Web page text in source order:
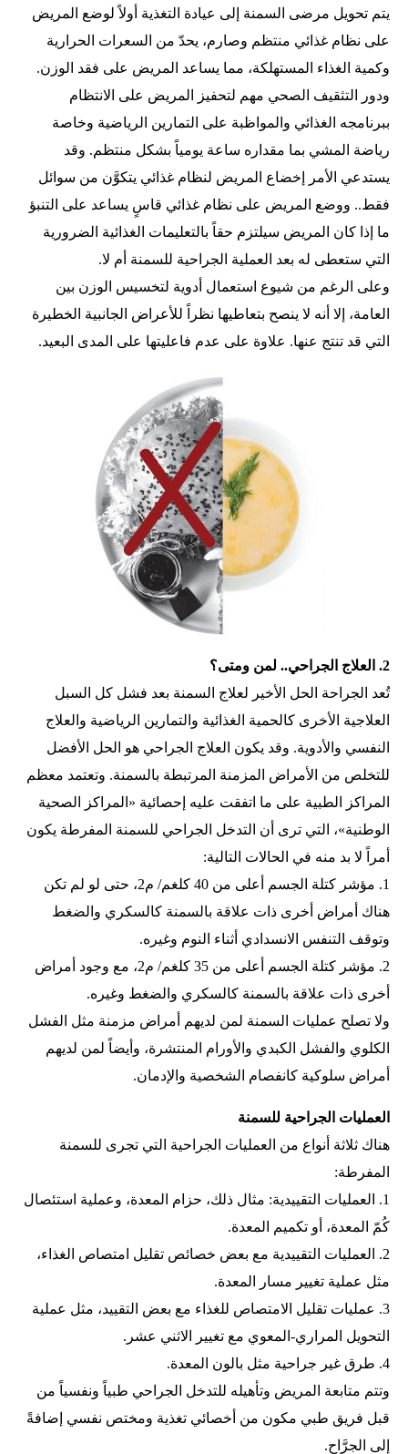
يتم تحويل مرضى السمنة إلى عيادة التغذية أولاً لوضع المريض
على نظام غذائي منتظم وصارم، يحدّ من السعرات الحرارية
وكمية الغذاء المستهلكة، مما يساعد المريض على فقد الوزن.
ودور التثقيف الصحي مهم لتحفيز المريض على الانتظام
ببرنامجه الغذائي والمواظبة على التمارين الرياضية وخاصة
رياضة المشي بما مقداره ساعة يومياً بشكل منتظم. وقد
يستدعي الأمر إخضاع المريض لنظام غذائي يتكوَّن من سوائل
فقط.. ووضع المريض على نظام غذائي قاسٍ يساعد على التنبؤ
ما إذا كان المريض سيلتزم حقاً بالتعليمات الغذائية الضرورية
التي ستعطى له بعد العملية الجراحية للسمنة أم لا.
وعلى الرغم من شيوع استعمال أدوية لتخسيس الوزن بين
العامة، إلا أنه لا ينصح بتعاطيها نظراً للأعراض الجانبية الخطيرة
التي قد تنتج عنها. علاوة على عدم فاعليتها على المدى البعيد.
2. العلاج الجراحي.. لمن ومتى؟
تُعد الجراحة الحل الأخير لعلاج السمنة بعد فشل كل السبل
العلاجية الأخرى كالحمية الغذائية والتمارين الرياضية والعلاج
النفسي والأدوية. وقد يكون العلاج الجراحي هو الحل الأفضل
للتخلص من الأمراض المزمنة المرتبطة بالسمنة. وتعتمد معظم
المراكز الطبية على ما اتفقت عليه إحصائية «المراكز الصحية
الوطنية»، التي ترى أن التدخل الجراحي للسمنة المفرطة يكون
أمراً لا بد منه في الحالات التالية:
1. مؤشر كتلة الجسم أعلى من 40 كلغم/ م2، حتى لو لم تكن
هناك أمراض أخرى ذات علاقة بالسمنة كالسكري والضغط
وتوقف التنفس الانسدادي أثناء النوم وغيره.
2. مؤشر كتلة الجسم أعلى من 35 كلغم/ م2، مع وجود أمراض
أخرى ذات علاقة بالسمنة كالسكري والضغط وغيره.
ولا تصلح عمليات السمنة لمن لديهم أمراض مزمنة مثل الفشل
الكلوي والفشل الكبدي والأورام المنتشرة، وأيضاً لمن لديهم
أمراض سلوكية كانفصام الشخصية والإدمان.
العمليات الجراحية للسمنة
هناك ثلاثة أنواع من العمليات الجراحية التي تجرى للسمنة
المفرطة:
1. العمليات التقييدية: مثال ذلك، حزام المعدة، وعملية استئصال
كُمّ المعدة، أو تكميم المعدة.
2. العمليات التقييدية مع بعض خصائص تقليل امتصاص الغذاء،
مثل عملية تغيير مسار المعدة.
3. عمليات تقليل الامتصاص للغذاء مع بعض التقييد، مثل عملية
التحويل المراري-المعوي مع تغيير الاثني عشر.
4. طرق غير جراحية مثل بالون المعدة.
وتتم متابعة المريض وتأهيله للتدخل الجراحي طبياً ونفسياً من
قبل فريق طبي مكون من أخصائي تغذية ومختص نفسي إضافةً
إلى الجرَّاح.